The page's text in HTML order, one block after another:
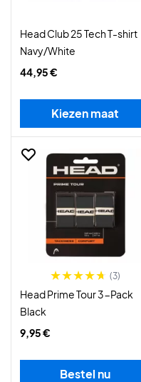
Head Club 25 Tech T-shirt
Navy/White
44,95 €
Kiezen maat
(3)
Head Prime Tour 3-Pack
Black
9,95 €
Bestel nu